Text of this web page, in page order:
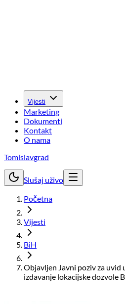
Vijesti
Marketing
Dokumenti
Kontakt
O nama
Tomislavgrad
Slušaj uživo
Početna
Vijesti
BiH
Objavljen Javni poziv za uvid
izdavanje lokacijske dozvole